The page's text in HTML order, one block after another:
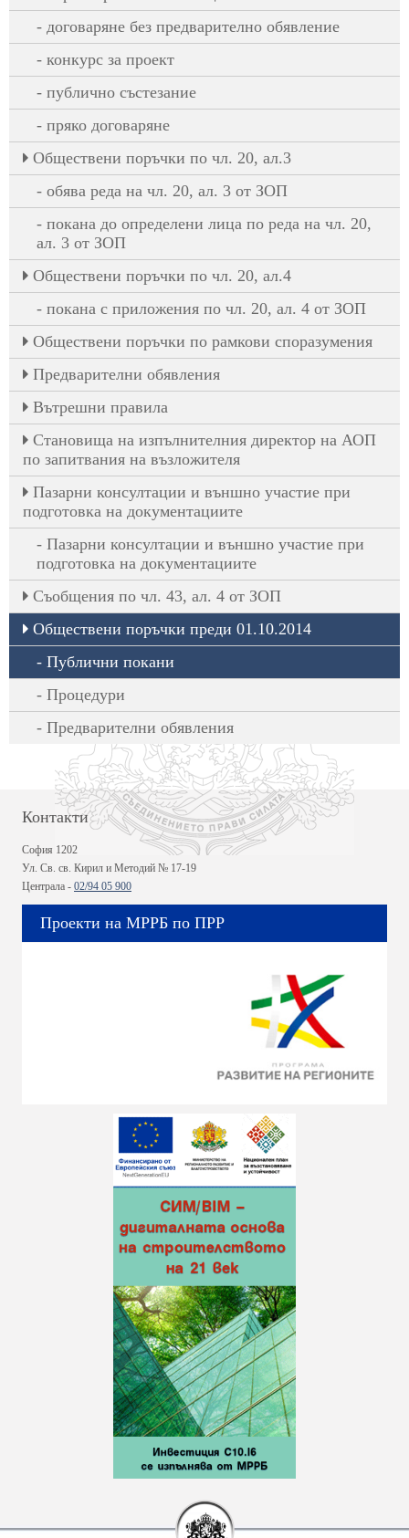
договаряне без предварително обявление
конкурс за проект
публично състезание
пряко договаряне
Oбществени поръчки по чл. 20, ал.3
обява реда на чл. 20, ал. 3 от ЗОП
покана до определени лица по реда на чл. 20,
ал. 3 от ЗОП
Oбществени поръчки по чл. 20, ал.4
покана с приложения по чл. 20, ал. 4 от ЗОП
Обществени поръчки по рамкови споразумения
Предварителни обявления
Вътрешни правила
Становища на изпълнителния директор на АОП
по запитвания на възложителя
Пазарни консултации и външно участие при
подготовка на документациите
Пазарни консултации и външно участие при
подготовка на документациите
Съобщения по чл. 43, ал. 4 от ЗОП
Обществени поръчки преди 01.10.2014
Публични покани
Процедури
Предварителни обявления
Контакти
София 1202
Ул. Св. св. Кирил и Методий № 17-19
Централа - 02/94 05 900
Проекти на МРРБ по ПРР